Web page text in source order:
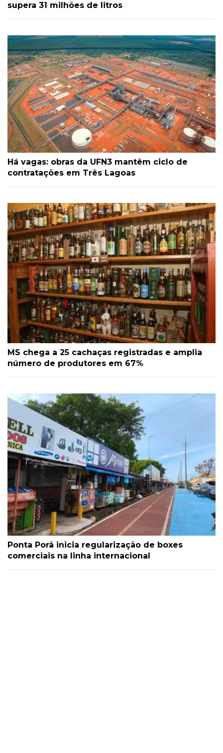
supera 31 milhões de litros
Há vagas: obras da UFN3 mantêm ciclo de
contratações em Três Lagoas
MS chega a 25 cachaças registradas e amplia
número de produtores em 67%
Ponta Porã inicia regularização de boxes
comerciais na linha internacional